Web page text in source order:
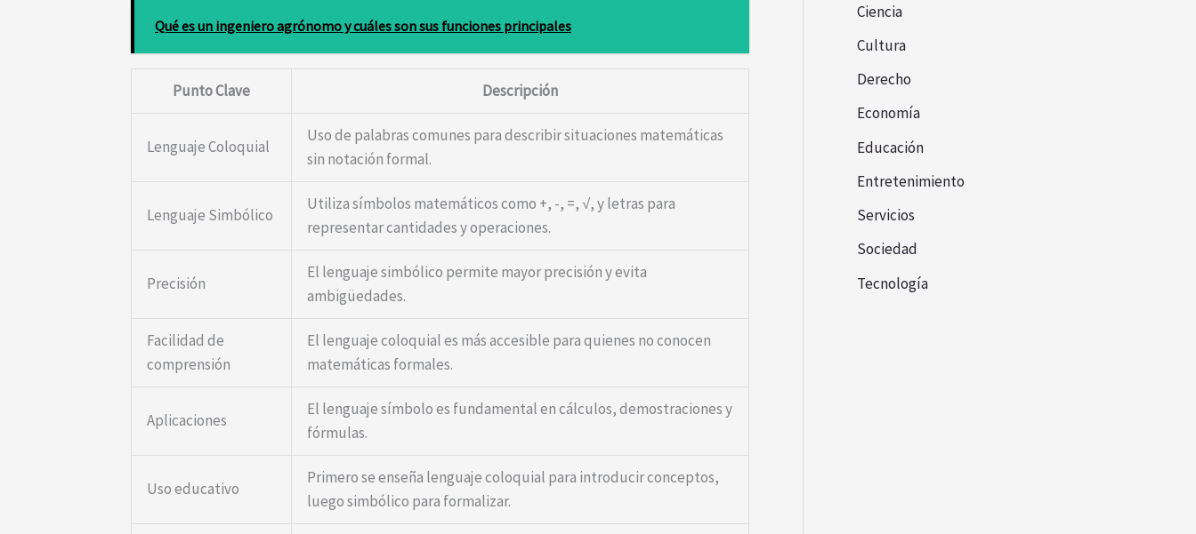
Qué es un ingeniero agrónomo y cuáles son sus funciones principales
Punto Clave Descripción
Lenguaje Coloquial
Uso de palabras comunes para describir situaciones matemáticas
sin notación formal.
Lenguaje Simbólico
Utiliza símbolos matemáticos como +, -, =, √, y letras para
representar cantidades y operaciones.
Precisión
El lenguaje simbólico permite mayor precisión y evita
ambigüedades.
Facilidad de
comprensión
El lenguaje coloquial es más accesible para quienes no conocen
matemáticas formales.
Aplicaciones
El lenguaje símbolo es fundamental en cálculos, demostraciones y
fórmulas.
Uso educativo
Primero se enseña lenguaje coloquial para introducir conceptos,
luego simbólico para formalizar.
Ciencia
Cultura
Derecho
Economía
Educación
Entretenimiento
Servicios
Sociedad
Tecnología